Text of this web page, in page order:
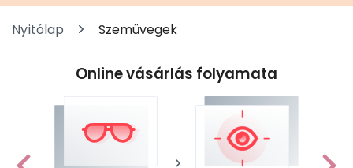
Nyitólap Szemüvegek
Online vásárlás folyamata